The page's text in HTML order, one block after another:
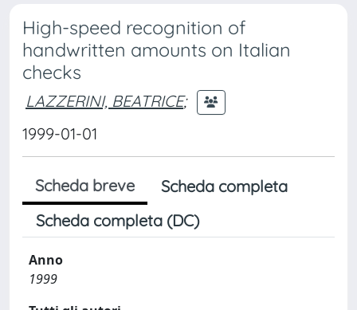
High-speed recognition of
handwritten amounts on Italian
checks
LAZZERINI, BEATRICE;
1999-01-01
Scheda breve
Scheda completa
Scheda completa (DC)
Anno
1999